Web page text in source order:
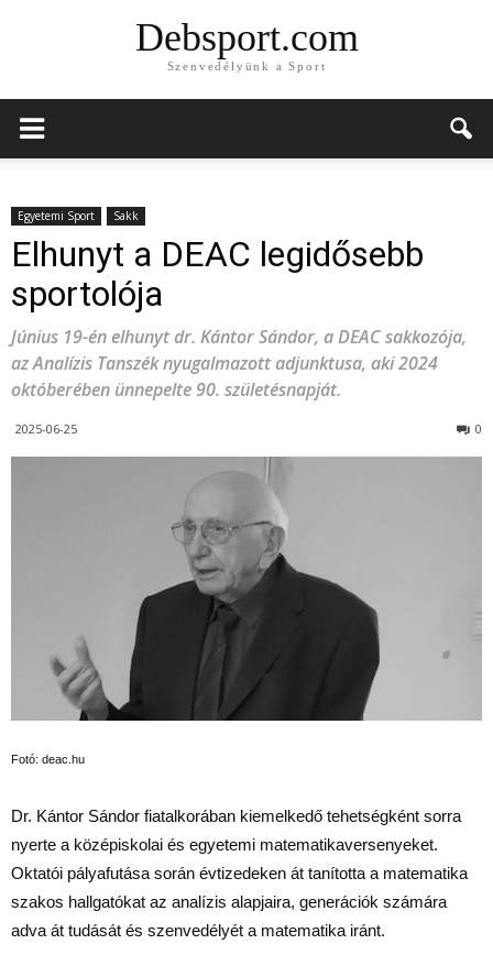
Debsport.com
Szenvedélyünk a Sport
Egyetemi Sport Sakk
Elhunyt a DEAC legidősebb
sportolója
Június 19-én elhunyt dr. Kántor Sándor, a DEAC sakkozója,
az Analízis Tanszék nyugalmazott adjunktusa, aki 2024
októberében ünnepelte 90. születésnapját.
2025-06-25 0
Fotó: deac.hu
Dr. Kántor Sándor fiatalkorában kiemelkedő tehetségként sorra
nyerte a középiskolai és egyetemi matematikaversenyeket.
Oktatói pályafutása során évtizedeken át tanította a matematika
szakos hallgatókat az analízis alapjaira, generációk számára
adva át tudását és szenvedélyét a matematika iránt.